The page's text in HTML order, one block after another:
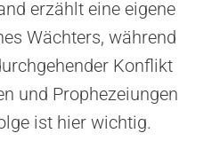
erzählt eine eigene
Wächters, während
Konflikt
und Prophezeiungen
ist hier wichtig.